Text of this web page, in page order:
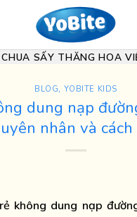
SẤY THĂNG HOA
BLOG, YOBITE KIDS
dung nạp
nhân và
không dung nạp